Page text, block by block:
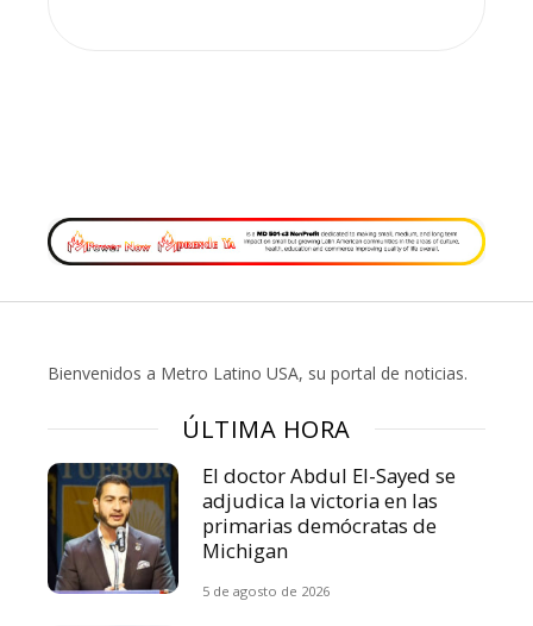
Bienvenidos a Metro Latino USA, su portal de noticias.
ÚLTIMA HORA
El doctor Abdul El-Sayed se
adjudica la victoria en las
primarias demócratas de
Michigan
5 de agosto de 2026